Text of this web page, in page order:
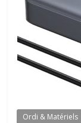
Ordi & Matériels